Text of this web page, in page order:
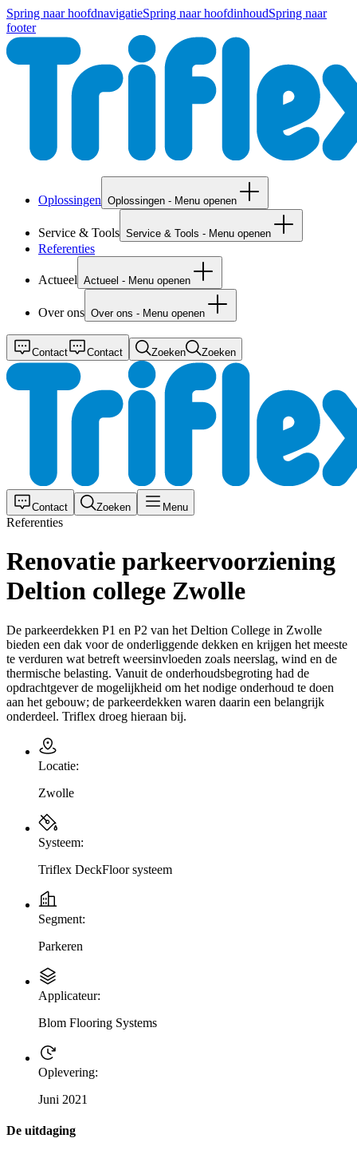
Spring naar hoofdnavigatieSpring naar hoofdinhoudSpring naar
footer
Oplossingen Oplossingen - Menu openen
Service & Tools Service & Tools - Menu openen
Referenties
Actueel Actueel - Menu openen
Over ons Over ons - Menu openen
Contact Contact Zoeken Zoeken
Contact Zoeken Menu
Referenties
Renovatie parkeervoorziening
Deltion college Zwolle
De parkeerdekken P1 en P2 van het Deltion College in Zwolle
bieden een dak voor de onderliggende dekken en krijgen het meeste
te verduren wat betreft weersinvloeden zoals neerslag, wind en de
thermische belasting. Vanuit de onderhoudsbegroting had de
opdrachtgever de mogelijkheid om het nodige onderhoud te doen
aan het gebouw; de parkeerdekken waren daarin een belangrijk
onderdeel. Triflex droeg hieraan bij.
Locatie:
Zwolle
Systeem:
Triflex DeckFloor systeem
Segment:
Parkeren
Applicateur:
Blom Flooring Systems
Oplevering:
Juni 2021
De uitdaging